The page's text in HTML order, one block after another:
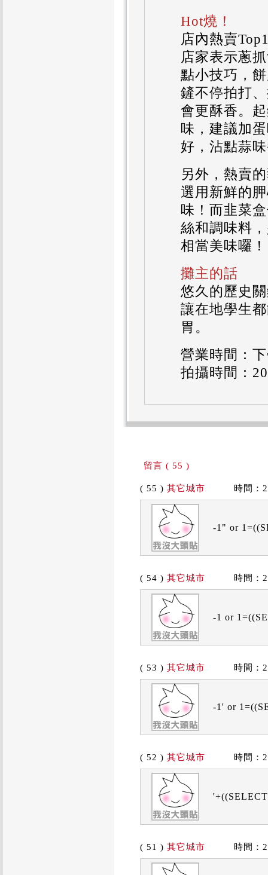
Hot燒！
店內熱賣
店家表示蔥
點小技巧，
鏟不停拍打
會更酥香。
味，建議加
好，沾點蒜
另外，熱賣
選用新鮮的
味！而韭菜
絲和調味料
相當美味囉！
攤主的話
悠久的歷史
讓在地學生
胃。
營業時間：
拍攝時間：
留言 ( 55 )
( 55 ) 其它城市 時間：
-1" or
( 54 ) 其它城市 時間：
-1 or
( 53 ) 其它城市 時間：
-1' or
( 52 ) 其它城市 時間：
( 51 ) 其它城市 時間：